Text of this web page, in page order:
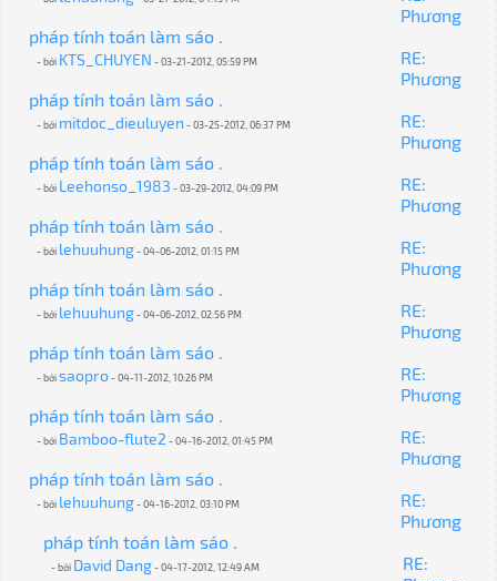
Phương
pháp tính toán làm sáo .
- bởi KTS_CHUYEN - 03-21-2012, 05:59 PM
RE:
Phương
pháp tính toán làm sáo .
- bởi mitdoc_dieuluyen - 03-25-2012, 06:37 PM
RE:
Phương
pháp tính toán làm sáo .
- bởi Leehonso_1983 - 03-29-2012, 04:09 PM
RE:
Phương
pháp tính toán làm sáo .
- bởi lehuuhung- 04-06-2012, 01:15 PM
RE:
Phương
pháp tính toán làm sáo .
- bởi lehuuhung- 04-06-2012, 02:56 PM
RE:
Phương
pháp tính toán làm sáo .
- bởisaopro- 04-11-2012, 10:26 PM
RE:
Phương
pháp tính toán làm sáo .
- bởi Bamboo-flute2 - 04-16-2012, 01:45 PM
RE:
Phương
pháp tính toán làm sáo .
- bởi lehuuhung- 04-16-2012, 03:10 PM
RE:
Phương
pháp tính toán làm sáo .
- bởi David Dang- 04-17-2012, 12:49 AM
RE: